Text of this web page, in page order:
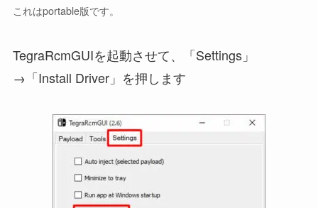
これはportable版です。
TegraRcmGUIを起動させて、「Settings」
→「Install Driver」を押します